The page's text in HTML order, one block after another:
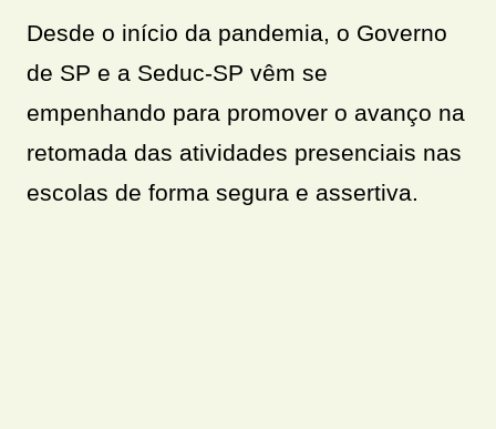
Desde o início da pandemia, o Governo
de SP e a Seduc-SP vêm se
empenhando para promover o avanço na
retomada das atividades presenciais nas
escolas de forma segura e assertiva.